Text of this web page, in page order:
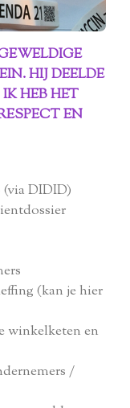
HIJ DEELDE
HEB HET
EN
DIDID)
(kan je hier
winkelketen en
/